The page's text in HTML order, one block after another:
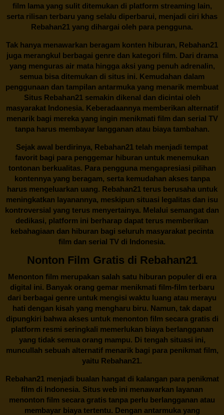
film lama yang sulit ditemukan di platform streaming lain,
serta rilisan terbaru yang selalu diperbarui, menjadi ciri khas
Rebahan21 yang dihargai oleh para pengguna.
Tak hanya menawarkan beragam konten hiburan, Rebahan21
juga merangkul berbagai genre dan kategori film. Dari drama
yang menguras air mata hingga aksi yang penuh adrenalin,
semua bisa ditemukan di situs ini. Kemudahan dalam
penggunaan dan tampilan antarmuka yang menarik membuat
Situs Rebahan21semakin dikenal dan dicintai oleh
masyarakat Indonesia. Keberadaannya memberikan alternatif
menarik bagi mereka yang ingin menikmati film dan serial TV
tanpa harus membayar langganan atau biaya tambahan.
Sejak awal berdirinya, Rebahan21 telah menjadi tempat
favorit bagi para penggemar hiburan untuk menemukan
tontonan berkualitas. Para pengguna mengapresiasi pilihan
kontennya yang beragam, serta kemudahan akses tanpa
harus mengeluarkan uang. Rebahan21terus berusaha untuk
meningkatkan layanannya, meskipun situasi legalitas dan isu
kontroversial yang terus menyertainya. Melalui semangat dan
dedikasi, platform ini berharap dapat terus memberikan
kebahagiaan dan hiburan bagi seluruh masyarakat pecinta
film dan serial TV di Indonesia.
Nonton Film Gratis di Rebahan21
Menonton film merupakan salah satu hiburan populer di era
digital ini. Banyak orang gemar menikmati film-film terbaru
dari berbagai genre untuk mengisi waktu luang atau merayu
hati dengan kisah yang mengharu biru. Namun, tak dapat
dipungkiri bahwa akses untuk menonton film secara gratis di
platform resmi seringkali memerlukan biaya berlangganan
yang tidak semua orang mampu. Di tengah situasi ini,
muncullah sebuah alternatif menarik bagi para penikmat film,
yaitu Rebahan21.
Rebahan21menjadi bualan hangat di kalangan para penikmat
film di Indonesia. Situs web ini menawarkan layanan
menonton film secara gratis tanpa perlu berlangganan atau
membayar biaya tertentu. Dengan antarmuka yang